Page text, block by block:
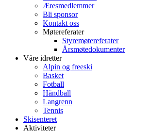
Æresmedlemmer
Bli sponsor
Kontakt oss
Møtereferater
Styremøtereferater
Årsmøtedokumenter
Våre idretter
Alpin og freeski
Basket
Fotball
Håndball
Langrenn
Tennis
Skisenteret
Aktiviteter